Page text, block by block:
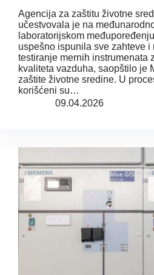
Agencija za zaštitu životne
učestvovala je na
laboratorijskom
uspešno ispunila sve zahteve i
testiranje mernih instrumenata
kvaliteta vazduha, saopštilo je
zaštite životne sredine. U
korišćeni su…
09.04.2026